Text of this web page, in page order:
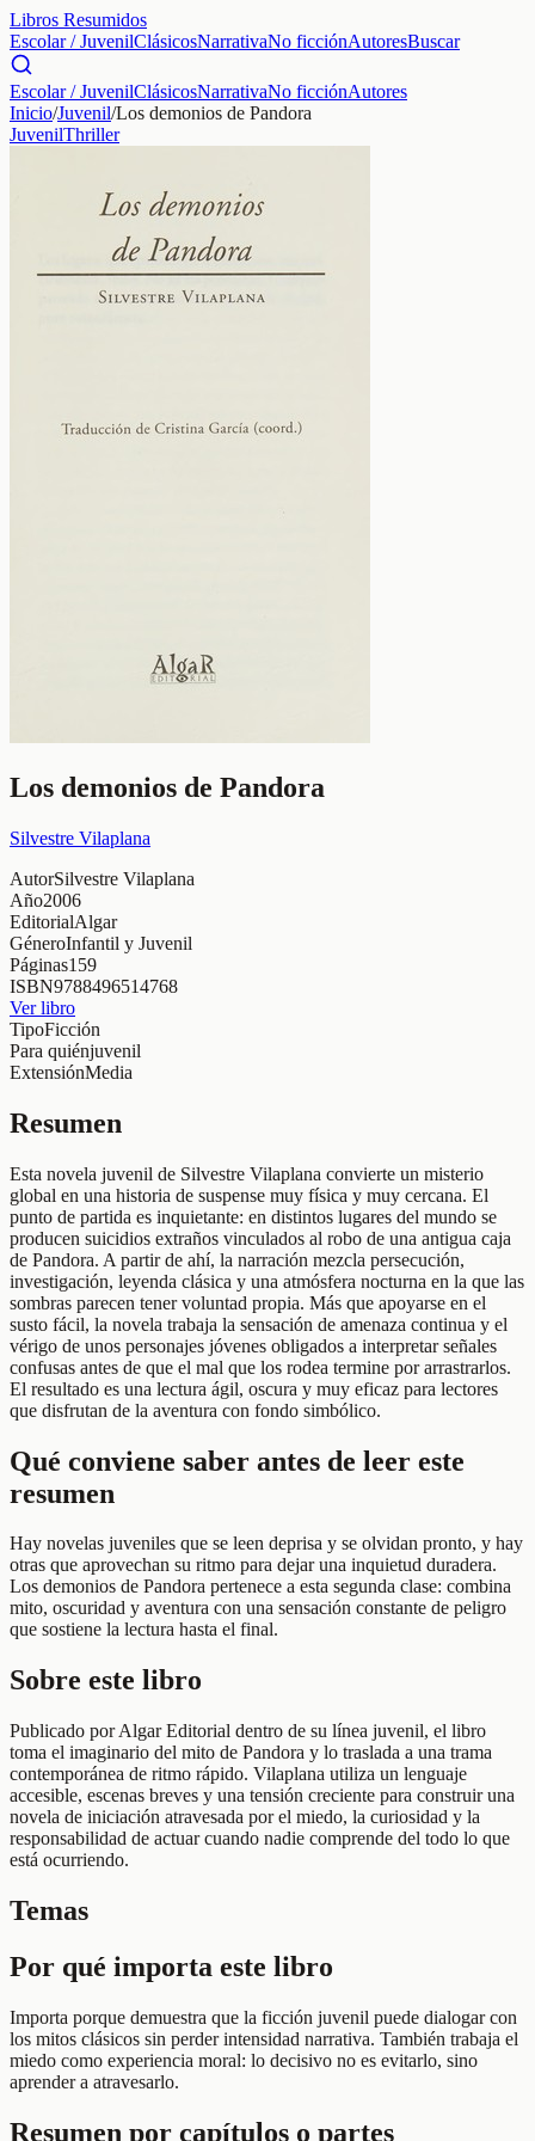
Libros Resumidos
Escolar / JuvenilClásicosNarrativaNo ficciónAutoresBuscar
Escolar / JuvenilClásicosNarrativaNo ficciónAutores
Inicio/Juvenil/Los demonios de Pandora
JuvenilThriller
Los demonios de Pandora
Silvestre Vilaplana
AutorSilvestre Vilaplana
Año2006
EditorialAlgar
GéneroInfantil y Juvenil
Páginas159
ISBN9788496514768
Ver libro
TipoFicción
Para quiénjuvenil
ExtensiónMedia
Resumen
Esta novela juvenil de Silvestre Vilaplana convierte un misterio
global en una historia de suspense muy física y muy cercana. El
punto de partida es inquietante: en distintos lugares del mundo se
producen suicidios extraños vinculados al robo de una antigua caja
de Pandora. A partir de ahí, la narración mezcla persecución,
investigación, leyenda clásica y una atmósfera nocturna en la que las
sombras parecen tener voluntad propia. Más que apoyarse en el
susto fácil, la novela trabaja la sensación de amenaza continua y el
vérigo de unos personajes jóvenes obligados a interpretar señales
confusas antes de que el mal que los rodea termine por arrastrarlos.
El resultado es una lectura ágil, oscura y muy eficaz para lectores
que disfrutan de la aventura con fondo simbólico.
Qué conviene saber antes de leer este
resumen
Hay novelas juveniles que se leen deprisa y se olvidan pronto, y hay
otras que aprovechan su ritmo para dejar una inquietud duradera.
Los demonios de Pandora pertenece a esta segunda clase: combina
mito, oscuridad y aventura con una sensación constante de peligro
que sostiene la lectura hasta el final.
Sobre este libro
Publicado por Algar Editorial dentro de su línea juvenil, el libro
toma el imaginario del mito de Pandora y lo traslada a una trama
contemporánea de ritmo rápido. Vilaplana utiliza un lenguaje
accesible, escenas breves y una tensión creciente para construir una
novela de iniciación atravesada por el miedo, la curiosidad y la
responsabilidad de actuar cuando nadie comprende del todo lo que
está ocurriendo.
Temas
Por qué importa este libro
Importa porque demuestra que la ficción juvenil puede dialogar con
los mitos clásicos sin perder intensidad narrativa. También trabaja el
miedo como experiencia moral: lo decisivo no es evitarlo, sino
aprender a atravesarlo.
Resumen por capítulos o partes